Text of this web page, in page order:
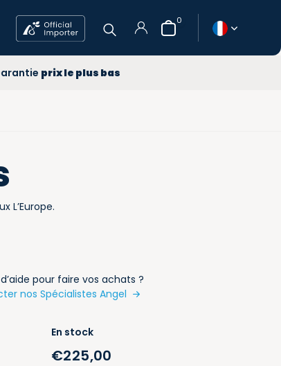
gratuits
0
prix le plus bas
L’Europe.
pour faire vos achats ?
nos Spécialistes Angel
En stock
€225,00